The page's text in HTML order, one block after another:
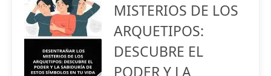
MISTERIOS DE LOS
ARQUETIPOS:
DESCUBRE EL
PODER Y LA